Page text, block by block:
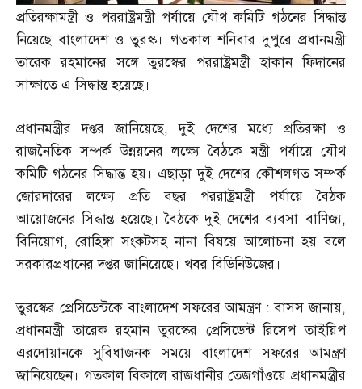
প্রতিরক্ষামন্ত্রী ও পররাষ্ট্রমন্ত্রী পর্যায়ে যৌথ কমিটি গঠনের সিদ্ধান্ত
নিয়েছে বাংলাদেশ ও তুরস্ক। গতকাল শনিবার দুপুরে প্রধানমন্ত্রী
তারেক রহমানের সঙ্গে তুরস্কের পররাষ্ট্রমন্ত্রী হাকান ফিদানের
সাক্ষাতে এ সিদ্ধান্ত হয়েছে।
প্রধানমন্ত্রীর দপ্তর জানিয়েছে,দুই দেশের মধ্যে প্রতিরক্ষা ও
রাজনৈতিক সম্পর্ক উন্নয়নের লক্ষ্যে বৈঠকে মন্ত্রী পর্যায়ে যৌথ
কমিটি গঠনের সিদ্ধান্ত হয়। এছাড়া দুই দেশের কৌশলগত সম্পর্ক
জোরদারের লক্ষ্যে প্রতি বছর পররাষ্ট্রমন্ত্রী পর্যায়ে বৈঠক
আয়োজনের সিদ্ধান্ত হয়েছে। বৈঠকে দুই দেশের ব্যবসা–বাণিজ্য,
বিনিয়োগ, রোহিঙ্গা সংকটসহ নানা বিষয়ে আলোচনা হয় বলে
সরকারপ্রধানের দপ্তর জানিয়েছে। খবর বিডিনিউজের।
তুরস্কের প্রেসিডেন্টকে বাংলাদেশ সফরের আমন্ত্রণ :বাসস জানায়,
প্রধানমন্ত্রী তারেক রহমান তুরস্কের প্রেসিডেন্ট রিসেপ তাইয়িপ
এরদোয়ানকে সুবিধাজনক সময়ে বাংলাদেশ সফরের আমন্ত্রণ
জানিয়েছেন। গতকাল বিকালে রাজধানীর তেজগাঁওয়ে প্রধানমন্ত্রীর